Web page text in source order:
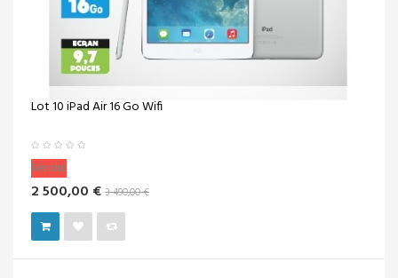
Lot 10 iPad Air 16 Go Wifi
Vendu!
2 500,00 € 3 490,00 €